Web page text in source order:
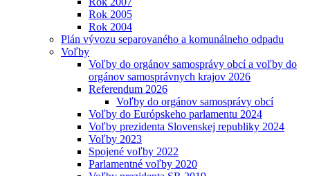
Rok 2005
Rok 2004
Plán vývozu separovaného a komunálneho odpadu
Voľby
Voľby do orgánov samosprávy obcí a voľby do
orgánov samosprávnych krajov 2026
Referendum 2026
Voľby do orgánov samosprávy obcí
Voľby do Európskeho parlamentu 2024
Voľby prezidenta Slovenskej republiky 2024
Voľby 2023
Spojené voľby 2022
Parlamentné voľby 2020